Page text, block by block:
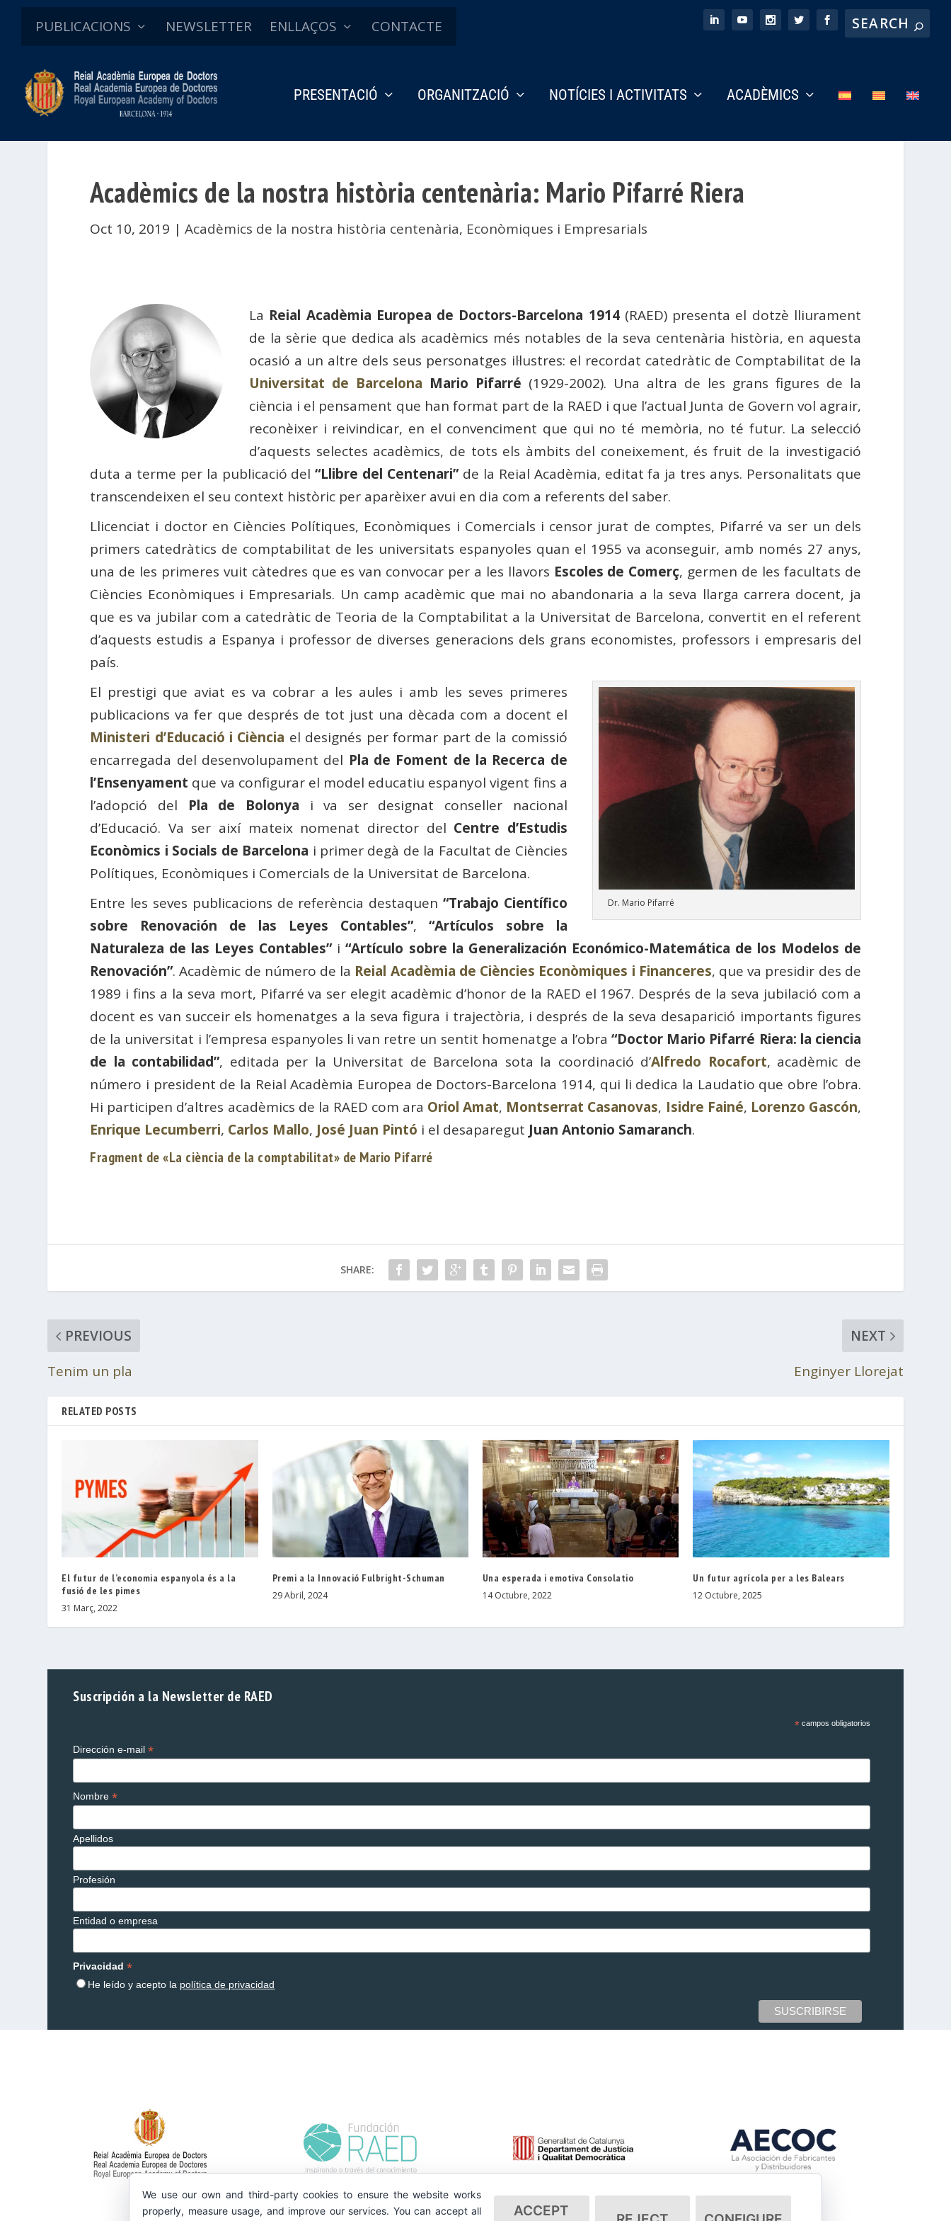
PUBLICACIONS NEWSLETTER ENLLAÇOS CONTACTE
PRESENTACIÓ ORGANITZACIÓ NOTÍCIES I ACTIVITATS ACADÈMICS
Acadèmics de la nostra història centenària: Mario Pifarré Riera
Oct 10, 2019 |Acadèmics de la nostra història centenària, Econòmiques i Empresarials
La Reial Acadèmia Europea de Doctors-Barcelona 1914(RAED) presenta el dotzè lliurament
de la sèrie que dedica als acadèmics més notables de la seva centenària història, en aquesta
ocasió a un altre dels seus personatges il·lustres: el recordat catedràtic de Comptabilitat de la
Universitat de Barcelona Mario Pifarré (1929-2002). Una altra de les grans figures de la
ciència i el pensament que han format part de la RAED i que l’actual Junta de Govern vol agrair,
reconèixer i reivindicar, en el convenciment que qui no té memòria, no té futur. La selecció
d’aquests selectes acadèmics, de tots els àmbits del coneixement, és fruit de la investigació
duta a terme per la publicació del“Llibre del Centenari”de la Reial Acadèmia, editat fa ja tres anys. Personalitats que
transcendeixen el seu context històric per aparèixer avui en dia com a referents del saber.
Llicenciat i doctor en Ciències Polítiques, Econòmiques i Comercials i censor jurat de comptes, Pifarré va ser un dels
primers catedràtics de comptabilitat de les universitats espanyoles quan el 1955 va aconseguir, amb només 27 anys,
una de les primeres vuit càtedres que es van convocar per a les llavors Escoles de Comerç, germen de les facultats de
Ciències Econòmiques i Empresarials. Un camp acadèmic que mai no abandonaria a la seva llarga carrera docent, ja
que es va jubilar com a catedràtic de Teoria de la Comptabilitat a la Universitat de Barcelona, ​​convertit en el referent
d’aquests estudis a Espanya i professor de diverses generacions dels grans economistes, professors i empresaris del
país.
Dr. Mario Pifarré
El prestigi que aviat es va cobrar a les aules i amb les seves primeres
publicacions va fer que després de tot just una dècada com a docent el
Ministeri d’Educació i Ciència el designés per formar part de la comissió
encarregada del desenvolupament del Pla de Foment de la Recerca de
l’Ensenyament que va configurar el model educatiu espanyol vigent fins a
l’adopció del Pla de Bolonya i va ser designat conseller nacional
d’Educació. Va ser així mateix nomenat director del Centre d’Estudis
Econòmics i Socials de Barcelona i primer degà de la Facultat de Ciències
Polítiques, Econòmiques i Comercials de la Universitat de Barcelona.
Entre les seves publicacions de referència destaquen “Trabajo Científico
sobre Renovación de las Leyes Contables”, “Artículos sobre la
Naturaleza de las Leyes Contables”i“Artículo sobre la Generalización Económico-Matemática de los Modelos de
Renovación”. Acadèmic de número de la Reial Acadèmia de Ciències Econòmiques i Financeres, que va presidir des de
1989 i fins a la seva mort, Pifarré va ser elegit acadèmic d’honor de la RAED el 1967. Després de la seva jubilació com a
docent es van succeir els homenatges a la seva figura i trajectòria, i després de la seva desaparició importants figures
de la universitat i l’empresa espanyoles li van retre un sentit homenatge a l’obra“Doctor Mario Pifarré Riera: la ciencia
de la contabilidad”, editada per la Universitat de Barcelona sota la coordinació d’Alfredo Rocafort, acadèmic de
número i president de la Reial Acadèmia Europea de Doctors-Barcelona 1914, qui li dedica la Laudatio que obre l’obra.
Hi participen d’altres acadèmics de la RAED com ara Oriol Amat, Montserrat Casanovas, Isidre Fainé, Lorenzo Gascón,
Enrique Lecumberri, Carlos Mallo, José Juan Pintó i el desaparegut Juan Antonio Samaranch.
Fragment de «La ciència de la comptabilitat» de Mario Pifarré
SHARE:
PREVIOUS
Tenim un pla
NEXT
Enginyer Llorejat
RELATED POSTS
El futur de l’economia espanyola és a la
fusió de les pimes
31 Març, 2022
Premi a la Innovació Fulbright-Schuman
29 Abril, 2024
Una esperada i emotiva Consolatio
14 Octubre, 2022
Un futur agrícola per a les Balears
12 Octubre, 2025
Suscripción a la Newsletter de RAED
*campos obligatorios
Dirección e-mail*
Nombre*
Apellidos
Profesión
Entidad o empresa
Privacidad*
He leído y acepto la política de privacidad
We use our own and third-party cookies to ensure the website works
properly, measure usage, and improve our services. You can accept all
ACCEPT